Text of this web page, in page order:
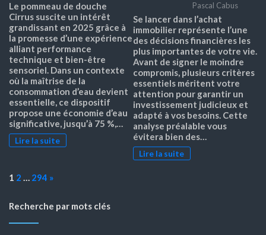
Le pommeau de douche
Cirrus suscite un intérêt
grandissant en 2025 grâce à
la promesse d’une expérience
alliant performance
technique et bien-être
sensoriel. Dans un contexte
où la maîtrise de la
consommation d’eau devient
essentielle, ce dispositif
propose une économie d’eau
significative, jusqu’à 75 %,…
Lire la suite
Pascal Cabus
Se lancer dans l’achat
immobilier représente l’une
des décisions financières les
plus importantes de votre vie.
Avant de signer le moindre
compromis, plusieurs critères
essentiels méritent votre
attention pour garantir un
investissement judicieux et
adapté à vos besoins. Cette
analyse préalable vous
évitera bien des…
Lire la suite
Page:
1 2 … 294 Next
»
Recherche par mots clés